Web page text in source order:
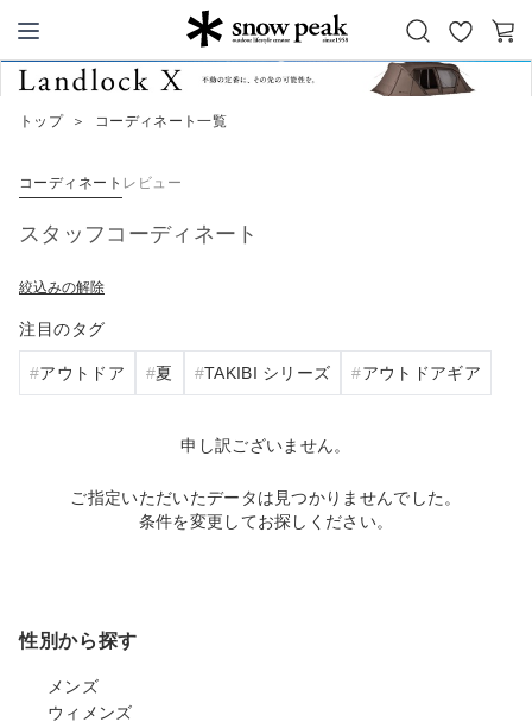
Snow Peak
お
気
カ
トップ ＞ コーディネート一覧
コーディネート レビュー
スタッフコーディネート
絞込みの解除
注目のタグ
アウトドア 夏 TAKIBI シリーズ アウトドアギア
申し訳ございません。
ご指定いただいたデータは見つかりませんでした。
条件を変更してお探しください。
性別から探す
メンズ
ウィメンズ